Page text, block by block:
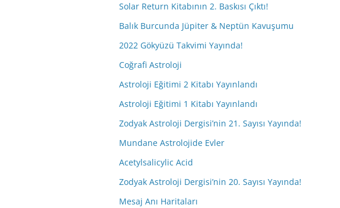
Solar Return Kitabının 2. Baskısı Çıktı!
Balık Burcunda Jüpiter & Neptün Kavuşumu
2022 Gökyüzü Takvimi Yayında!
Coğrafi Astroloji
Astroloji Eğitimi 2 Kitabı Yayınlandı
Astroloji Eğitimi 1 Kitabı Yayınlandı
Zodyak Astroloji Dergisi’nin 21. Sayısı Yayında!
Mundane Astrolojide Evler
Acetylsalicylic Acid
Zodyak Astroloji Dergisi’nin 20. Sayısı Yayında!
Mesaj Anı Haritaları